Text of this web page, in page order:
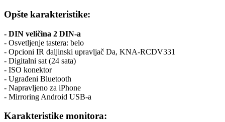
Opšte karakteristike:
- DIN veličina 2 DIN-a
- Osvetljenje tastera: belo
- Opcioni IR daljinski upravljač Da, KNA-RCDV331
- Digitalni sat (24 sata)
- ISO konektor
- Ugrađeni Bluetooth
- Napravljeno za iPhone
- Mirroring Android USB-a
Karakteristike monitora: